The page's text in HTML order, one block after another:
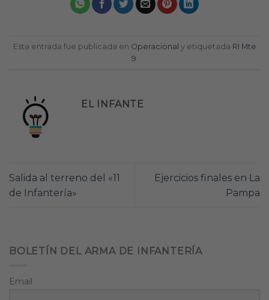
Esta entrada fue publicada en Operacional y etiquetada RI Mte
9
EL INFANTE
Salida al terreno del «11
de Infantería»
Ejercicios finales en La
Pampa
BOLETÍN DEL ARMA DE INFANTERÍA
Email